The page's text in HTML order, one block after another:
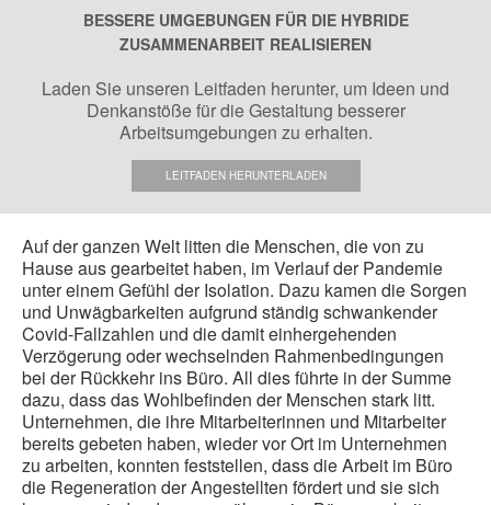
BESSERE UMGEBUNGEN FÜR DIE HYBRIDE
ZUSAMMENARBEIT REALISIEREN
Laden Sie unseren Leitfaden herunter, um Ideen und
Denkanstöße für die Gestaltung besserer
Arbeitsumgebungen zu erhalten.
LEITFADEN HERUNTERLADEN
Auf der ganzen Welt litten die Menschen, die von zu
Hause aus gearbeitet haben, im Verlauf der Pandemie
unter einem Gefühl der Isolation. Dazu kamen die Sorgen
und Unwägbarkeiten aufgrund ständig schwankender
Covid-Fallzahlen und die damit einhergehenden
Verzögerung oder wechselnden Rahmenbedingungen
bei der Rückkehr ins Büro. All dies führte in der Summe
dazu, dass das Wohlbefinden der Menschen stark litt.
Unternehmen, die ihre Mitarbeiterinnen und Mitarbeiter
bereits gebeten haben, wieder vor Ort im Unternehmen
zu arbeiten, konnten feststellen, dass die Arbeit im Büro
die Regeneration der Angestellten fördert und sie sich